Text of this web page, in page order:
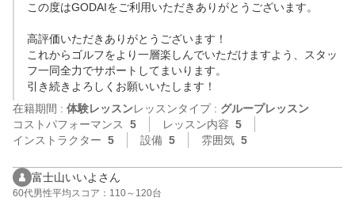
この度はGODAIをご利用いただきありがとうございます。
高評価いただきありがとうございます！
これからゴルフをより一層楽しんでいただけますよう、スタッ
フ一同全力でサポートしてまいります。
引き続きよろしくお願いいたします！
在籍期間 : 体験レッスンレッスンタイプ : グループレッスン
コストパフォーマンス
5 レッスン内容 5
インストラクター 5 設備 5 雰囲気 5
富士山いいよさん
60代男性平均スコア：110～120台